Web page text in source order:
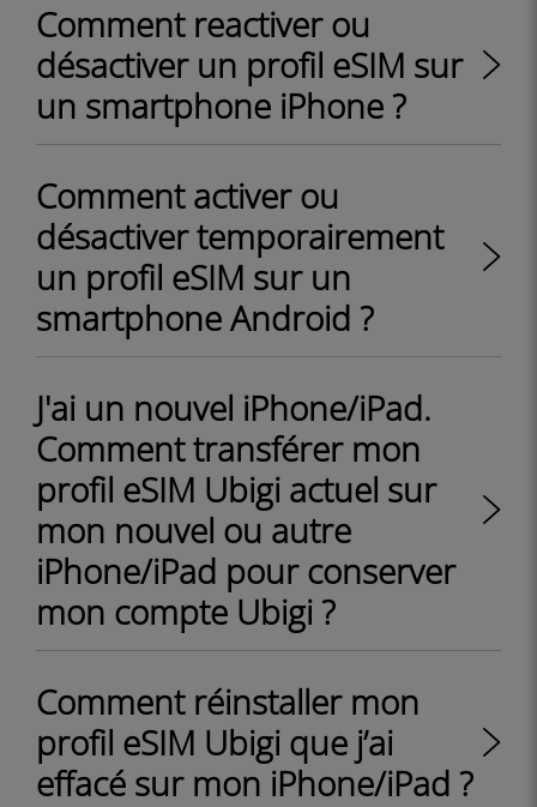
Comment reactiver ou
désactiver un profil eSIM sur
un smartphone iPhone ?
Comment activer ou
désactiver temporairement
un profil eSIM sur un
smartphone Android ?
J'ai un nouvel iPhone/iPad.
Comment transférer mon
profil eSIM Ubigi actuel sur
mon nouvel ou autre
iPhone/iPad pour conserver
mon compte Ubigi ?
Comment réinstaller mon
profil eSIM Ubigi que j’ai
effacé sur mon iPhone/iPad ?